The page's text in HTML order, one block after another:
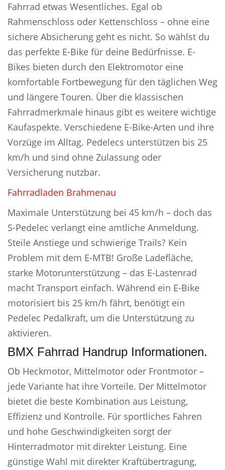
Fahrrad etwas Wesentliches. Egal ob
Rahmenschloss oder Kettenschloss – ohne eine
sichere Absicherung geht es nicht. So wählst du
das perfekte E-Bike für deine Bedürfnisse. E-
Bikes bieten durch den Elektromotor eine
komfortable Fortbewegung für den täglichen Weg
und längere Touren. Über die klassischen
Fahrradmerkmale hinaus gibt es weitere wichtige
Kaufaspekte. Verschiedene E-Bike-Arten und ihre
Vorzüge im Alltag. Pedelecs unterstützen bis 25
km/h und sind ohne Zulassung oder
Versicherung nutzbar.
Fahrradladen Brahmenau
Maximale Unterstützung bei 45 km/h – doch das
S-Pedelec verlangt eine amtliche Anmeldung.
Steile Anstiege und schwierige Trails? Kein
Problem mit dem E-MTB! Große Ladefläche,
starke Motorunterstützung – das E-Lastenrad
macht Transport einfach. Während ein E-Bike
motorisiert bis 25 km/h fährt, benötigt ein
Pedelec Pedalkraft, um die Unterstützung zu
aktivieren.
BMX Fahrrad Handrup Informationen.
Ob Heckmotor, Mittelmotor oder Frontmotor –
jede Variante hat ihre Vorteile. Der Mittelmotor
bietet die beste Kombination aus Leistung,
Effizienz und Kontrolle. Für sportliches Fahren
und hohe Geschwindigkeiten sorgt der
Hinterradmotor mit direkter Leistung. Eine
günstige Wahl mit direkter Kraftübertragung,